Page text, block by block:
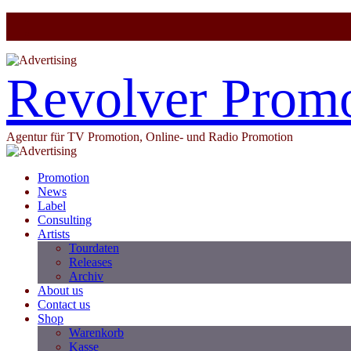
Revolver
Agentur für TV Promotion, Online- und Radio Promotion
Promotion
News
Label
Consulting
Artists
Tourdaten
Releases
Archiv
About us
Contact us
Shop
Warenkorb
Kasse